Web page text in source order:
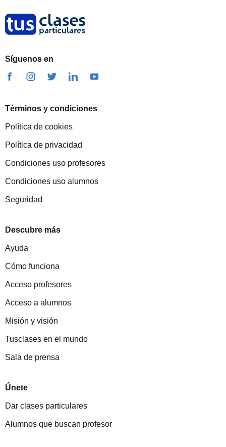
Síguenos en
Términos y condiciones
Política de cookies
Política de privacidad
Condiciones uso profesores
Condiciones uso alumnos
Seguridad
Descubre más
Ayuda
Cómo funciona
Acceso profesores
Acceso a alumnos
Misión y visión
Tusclases en el mundo
Sala de prensa
Únete
Dar clases particulares
Alumnos que buscan profesor